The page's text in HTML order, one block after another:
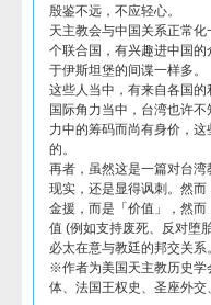
殷鉴不远，不应轻心。
天主教会与中国关系正常
个联合国，有兴趣进中国
于伊斯坦堡的间谍一样多。
这些人当中，有来自各国
国际角力当中，台湾也许
力中的筹码而尚有身价，
的。
再者，虽然这是一篇对台
现实，还是显得讽刺。然
金援，而是「价值」，然
值 (例如支持废死、反对堕
必太在意与教廷的邦交关系。
※作者为美国天主教历史学
体、法国王权史、圣座外交